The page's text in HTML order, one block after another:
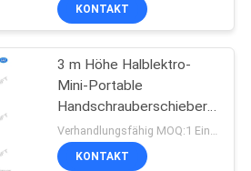
KONTAKT
3 m Höhe Halblektro-
Mini-Portable
Handschrauberschieber
für Lager
Verhandlungsfähig MOQ:1 Einheit
KONTAKT